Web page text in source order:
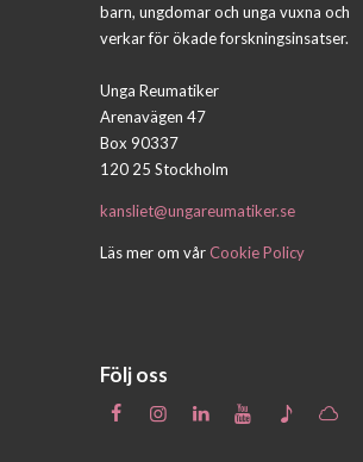
barn, ungdomar och unga vuxna och
verkar för ökade forskningsinsatser.
Unga Reumatiker
Arenavägen 47
Box 90337
120 25 Stockholm
kansliet@ungareumatiker.se
Läs mer om vårCookie Policy
Följ oss